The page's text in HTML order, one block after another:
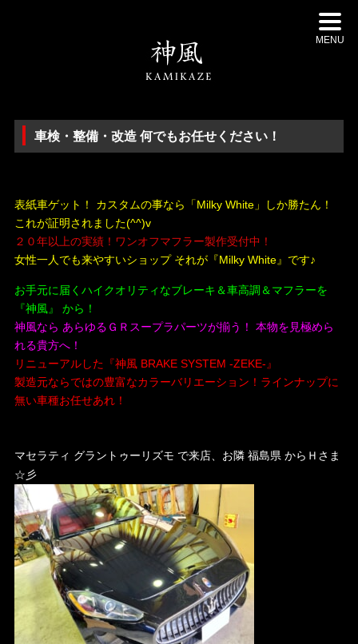
MENU
車検・整備・改造 何でもお任せください！
表紙車ゲット！ カスタムの事なら「Milky White」しか勝たん！
これが証明されました(^^)v
２０年以上の実績！ワンオフマフラー製作受付中！
女性一人でも来やすいショップ それが『Milky White』です♪
お手元に届くハイクオリティなブレーキ＆車高調＆マフラーを
『神風』 から！
神風なら あらゆるＧＲスープラパーツが揃う！ 本物を見極めら
れる貴方へ！
リニューアルした『神風 BRAKE SYSTEM -ZEKE-』
製造元ならではの豊富なカラーバリエーション！ラインナップに
無い車種お任せあれ！
マセラティ グラントゥーリズモ で来店、 お隣 福島県 からＨさま
☆彡